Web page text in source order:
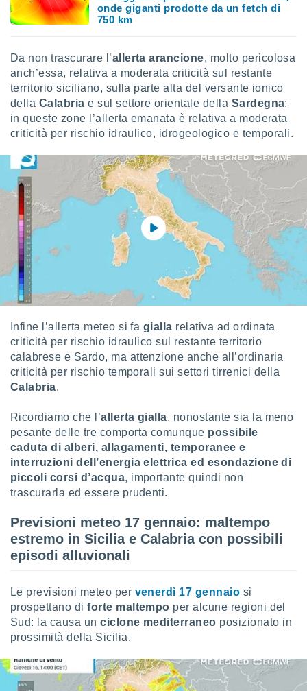
dei
ad
web
In
che
nel
utilizzati
o
potrai
non
dei
Web
noi e i
simili
onde giganti prodotte da un fetch di
750 km
Da non trascurare l’allerta arancione, molto pericolosa
anch’essa, relativa a moderata criticità sul restante
territorio siciliano, sulla parte alta del versante ionico
della Calabria e sul settore orientale della Sardegna:
in queste zone l’allerta emanata è relativa a moderata
criticità per rischio idraulico, idrogeologico e temporali.
Infine l’allerta meteo si fa gialla relativa ad ordinata
criticità per rischio idraulico sul restante territorio
calabrese e Sardo, ma attenzione anche all’ordinaria
criticità per rischio temporali sui settori tirrenici della
Calabria.
Ricordiamo che l’allerta gialla, nonostante sia la meno
pesante delle tre comporta comunque possibile
caduta di alberi, allagamenti, temporanee e
interruzioni dell’energia elettrica ed esondazione di
piccoli corsi d’acqua, importante quindi non
trascurarla ed essere prudenti.
Previsioni meteo 17 gennaio: maltempo
estremo in Sicilia e Calabria con possibili
episodi alluvionali
Le previsioni meteo per venerdì 17 gennaio si
prospettano diforte maltempo per alcune regioni del
Sud: la causa unciclone mediterraneo posizionato in
prossimità della Sicilia.